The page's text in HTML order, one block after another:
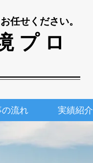
​お任せください。​
プ ロ
流れ 実績紹介